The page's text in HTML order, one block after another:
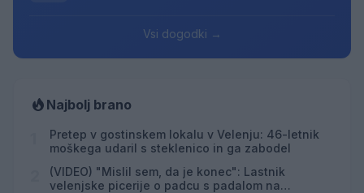
Vsi dogodki →
Najbolj brano
Pretep v gostinskem lokalu v Velenju: 46-letnik
moškega udaril s steklenico in ga zabodel
(VIDEO) "Mislil sem, da je konec": Lastnik
velenjske picerije o padcu s padalom na